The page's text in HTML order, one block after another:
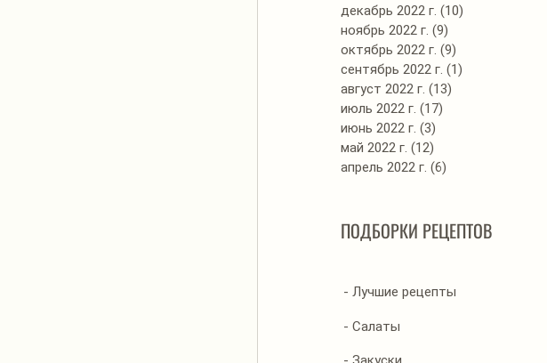
декабрь 2022 г. (10)
ноябрь 2022 г. (9)
октябрь 2022 г. (9)
сентябрь 2022 г. (1)
август 2022 г. (13)
июль 2022 г. (17)
июнь 2022 г. (3)
май 2022 г. (12)
апрель 2022 г. (6)
ПОДБОРКИ РЕЦЕПТОВ
- Лучшие рецепты
- Салаты